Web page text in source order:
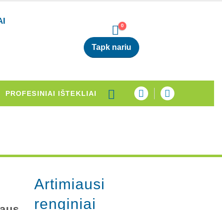
0
Tapk nariu
PROFESINIAI IŠTEKLIAI
Artimiausi
renginiai